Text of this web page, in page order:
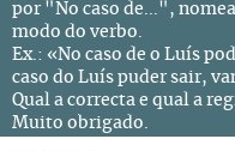
por "No caso de...",
modo do verbo.
Ex.: «No caso de o Luís
caso do Luís puder sair,
Qual a correcta e qual a
Muito obrigado.